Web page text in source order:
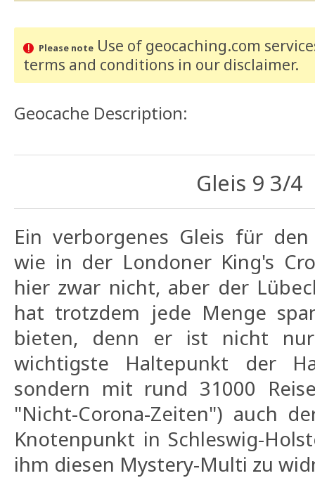
Please noteUse of geocaching.com
terms and conditions in our disclaimer.
Geocache Description:
Gleis 9 3/4
Ein verborgenes Gleis für den
wie in der Londoner King's
hier zwar nicht, aber der
hat trotzdem jede Menge
bieten, denn er ist nicht
wichtigste Haltepunkt der
sondern mit rund 31000
"Nicht-Corona-Zeiten") auch
Knotenpunkt in Schleswig-
ihm diesen Mystery-Multi zu